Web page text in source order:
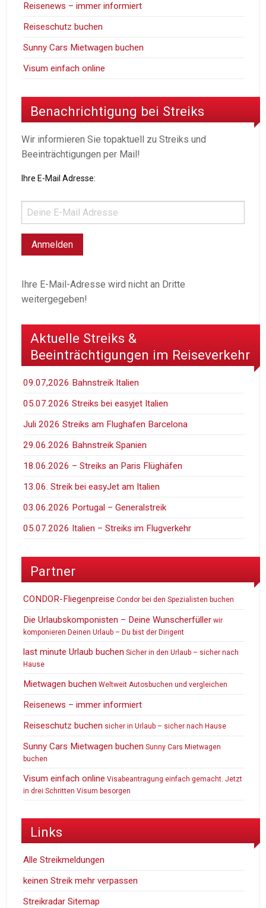
Reisenews – immer informiert
Reiseschutz buchen
Sunny Cars Mietwagen buchen
Visum einfach online
Benachrichtigung bei Streiks
Wir informieren Sie topaktuell zu Streiks und
Beeinträchtigungen per Mail!
Ihre E-Mail Adresse:
Ihre E-Mail-Adresse wird nicht an Dritte
weitergegeben!
Aktuelle Streiks &
Beeinträchtigungen im Reiseverkehr
09.07,2026 Bahnstreik Italien
05.07.2026 Streiks bei easyjet Italien
Juli 2026 Streiks am Flughafen Barcelona
29.06.2026 Bahnstreik Spanien
18.06.2026 – Streiks an Paris Flüghäfen
13.06. Streik bei easyJet am Italien
03.06.2026 Portugal – Generalstreik
05.07.2026 Italien – Streiks im Flugverkehr
Partner
CONDOR-Fliegenpreise Condor bei den Spezialisten buchen
Die Urlaubskomponisten – Deine Wunscherfüller wir
komponieren Deinen Urlaub – Du bist der Dirigent
last minute Urlaub buchen Sicher in den Urlaub – sicher nach
Hause
Mietwagen buchen Weltweit Autosbuchen und vergleichen
Reisenews – immer informiert
Reiseschutz buchen sicher in Urlaub – sicher nach Hause
Sunny Cars Mietwagen buchen Sunny Cars Mietwagen
buchen
Visum einfach online Visabeantragung einfach gemacht. Jetzt
in drei Schritten Visum besorgen
Links
Alle Streikmeldungen
keinen Streik mehr verpassen
Streikradar Sitemap